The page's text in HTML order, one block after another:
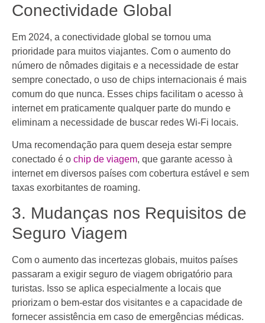
Conectividade Global
Em 2024, a conectividade global se tornou uma
prioridade para muitos viajantes. Com o aumento do
número de nômades digitais e a necessidade de estar
sempre conectado, o uso de chips internacionais é mais
comum do que nunca. Esses chips facilitam o acesso à
internet em praticamente qualquer parte do mundo e
eliminam a necessidade de buscar redes Wi-Fi locais.
Uma recomendação para quem deseja estar sempre
conectado é o chip de viagem, que garante acesso à
internet em diversos países com cobertura estável e sem
taxas exorbitantes de roaming.
3. Mudanças nos Requisitos de
Seguro Viagem
Com o aumento das incertezas globais, muitos países
passaram a exigir seguro de viagem obrigatório para
turistas. Isso se aplica especialmente a locais que
priorizam o bem-estar dos visitantes e a capacidade de
fornecer assistência em caso de emergências médicas.